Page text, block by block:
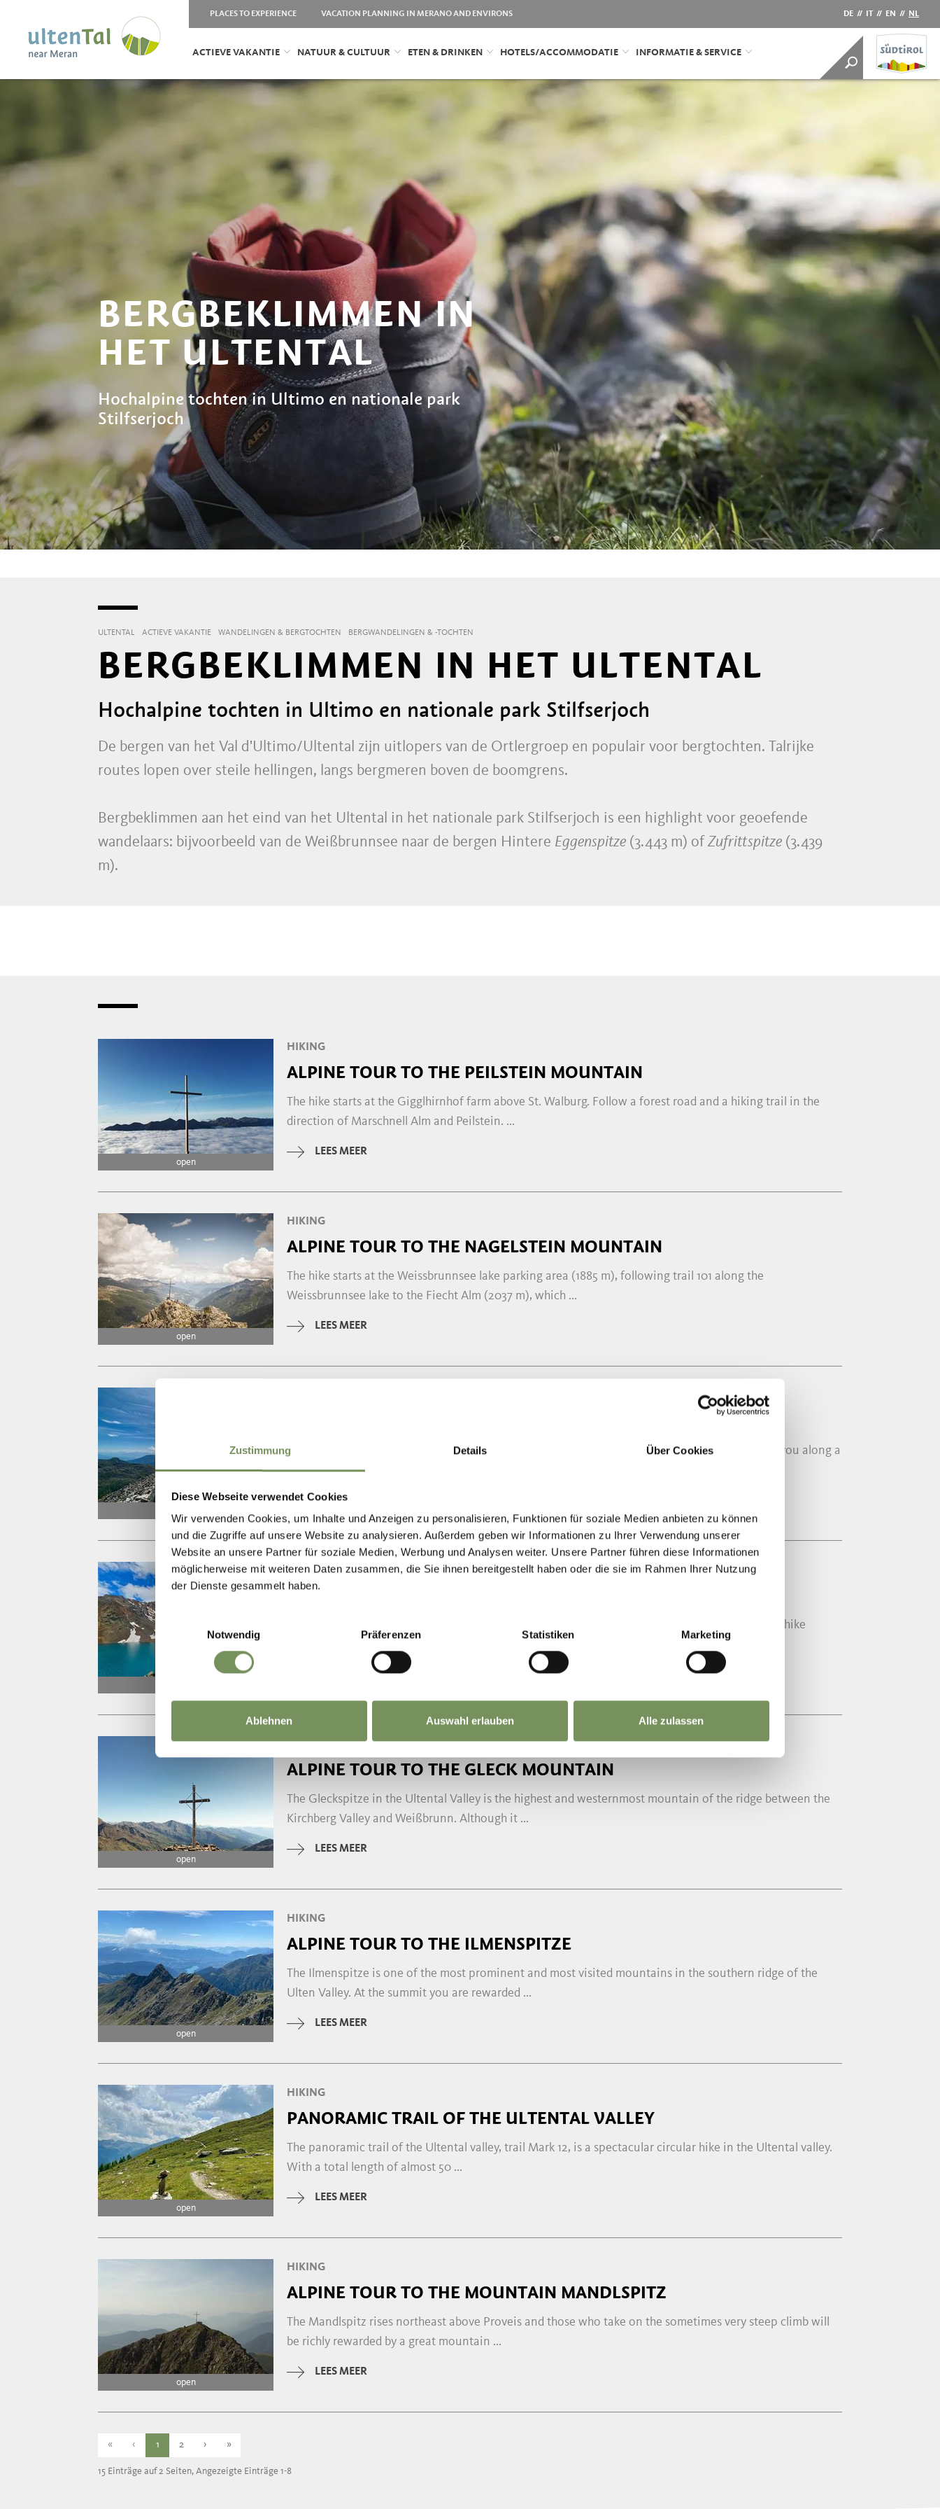
Zustimmung Details Über Cookies
Diese Webseite verwendet Cookies
Wir verwenden Cookies, um Inhalte und Anzeigen zu personalisieren, Funktionen für soziale Medien anbieten zu können
und die Zugriffe auf unsere Website zu analysieren. Außerdem geben wir Informationen zu Ihrer Verwendung unserer
Website an unsere Partner für soziale Medien, Werbung und Analysen weiter. Unsere Partner führen diese Informationen
möglicherweise mit weiteren Daten zusammen, die Sie ihnen bereitgestellt haben oder die sie im Rahmen Ihrer Nutzung
der Dienste gesammelt haben.
Einwilligungsauswahl
Notwendig
Präferenzen Statistiken Marketing
Ablehnen Auswahl erlauben Alle zulassen
PLACES TO EXPERIENCE VACATION PLANNING IN MERANO AND ENVIRONS DE // IT // EN // NL
ACTIEVE VAKANTIE NATUUR & CULTUUR ETEN & DRINKEN HOTELS/ACCOMMODATIE INFORMATIE & SERVICE
BERGBEKLIMMEN IN
HET ULTENTAL
Hochalpine tochten in Ultimo en nationale park
Stilfserjoch
ULTENTAL ACTIEVE VAKANTIE WANDELINGEN & BERGTOCHTEN BERGWANDELINGEN & -TOCHTEN
BERGBEKLIMMEN IN HET ULTENTAL
Hochalpine tochten in Ultimo en nationale park Stilfserjoch
De bergen van het Val d'Ultimo/Ultental zijn uitlopers van de Ortlergroep en populair voor bergtochten. Talrijke
routes lopen over steile hellingen, langs bergmeren boven de boomgrens.
Bergbeklimmen aan het eind van het Ultental in het nationale park Stilfserjoch is een highlight voor geoefende
wandelaars: bijvoorbeeld van de Weißbrunnsee naar de bergen Hintere Eggenspitze (3.443 m) of Zufrittspitze (3.439
m).
open
HIKING
ALPINE TOUR TO THE PEILSTEIN MOUNTAIN
The hike starts at the Gigglhirnhof farm above St. Walburg. Follow a forest road and a hiking trail in the
direction of Marschnell Alm and Peilstein. ...
LEES MEER
open
HIKING
ALPINE TOUR TO THE NAGELSTEIN MOUNTAIN
The hike starts at the Weissbrunnsee lake parking area (1885 m), following trail 101 along the
Weissbrunnsee lake to the Fiecht Alm (2037 m), which ...
LEES MEER
The starting point for the hike is the Steinrast parking lot. Hiking trail number 4B and 4A takes you along a
beautiful hiking path, passing the cozy ...
LEES MEER
HIKING
LAKES HIKE IN THE ULTENTAL VALLEY
The nearly 11 km long 4-Lakes Hike is a true experience. You start at the Weißbrunnsee lake and hike
open
HIKING
ALPINE TOUR TO THE GLECK MOUNTAIN
The Gleckspitze in the Ultental Valley is the highest and westernmost mountain of the ridge between the
Kirchberg Valley and Weißbrunn. Although it ...
LEES MEER
open
HIKING
ALPINE TOUR TO THE ILMENSPITZE
The Ilmenspitze is one of the most prominent and most visited mountains in the southern ridge of the
Ulten Valley. At the summit you are rewarded ...
LEES MEER
open
HIKING
PANORAMIC TRAIL OF THE ULTENTAL VALLEY
The panoramic trail of the Ultental valley, trail Mark 12, is a spectacular circular hike in the Ultental valley.
With a total length of almost 50 ...
LEES MEER
open
HIKING
ALPINE TOUR TO THE MOUNTAIN MANDLSPITZ
The Mandlspitz rises northeast above Proveis and those who take on the sometimes very steep climb will
be richly rewarded by a great mountain ...
LEES MEER
« ‹ 1 2 › »
15 Einträge auf 2 Seiten, Angezeigte Einträge 1-8